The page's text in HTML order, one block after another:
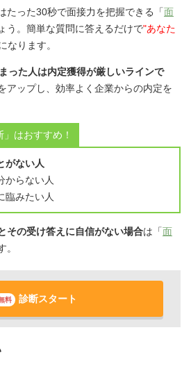
たった30秒で面接力を把握できる「面
う。簡単な質問に答えるだけで"あなた
なります。
った人は内定獲得が厳しいラインで
アップし、効率よく企業からの内定を
はおすすめ！
がない人
からない人
臨みたい人
その受け答えに自信がない場合は「面
。
料 診断スタート